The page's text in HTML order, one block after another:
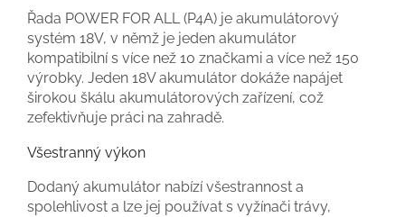
Řada POWER FOR ALL (P4A) je akumulátorový
systém 18V, v němž je jeden akumulátor
kompatibilní s více než 10 značkami a více než 150
výrobky. Jeden 18V akumulátor dokáže napájet
širokou škálu akumulátorových zařízení, což
zefektivňuje práci na zahradě.
Všestranný výkon
Dodaný akumulátor nabízí všestrannost a
spolehlivost a lze jej používat s vyžínači trávy,